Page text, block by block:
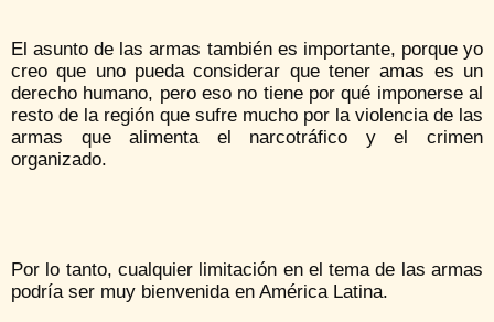
El asunto de las armas también es importante, porque yo
creo que uno pueda considerar que tener amas es un
derecho humano, pero eso no tiene por qué imponerse al
resto de la región que sufre mucho por la violencia de las
armas que alimenta el narcotráfico y el crimen
organizado.
Por lo tanto, cualquier limitación en el tema de las armas
podría ser muy bienvenida en América Latina.